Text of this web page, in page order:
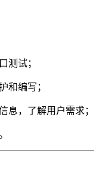
测试；
和编写；
息，了解用户需求；